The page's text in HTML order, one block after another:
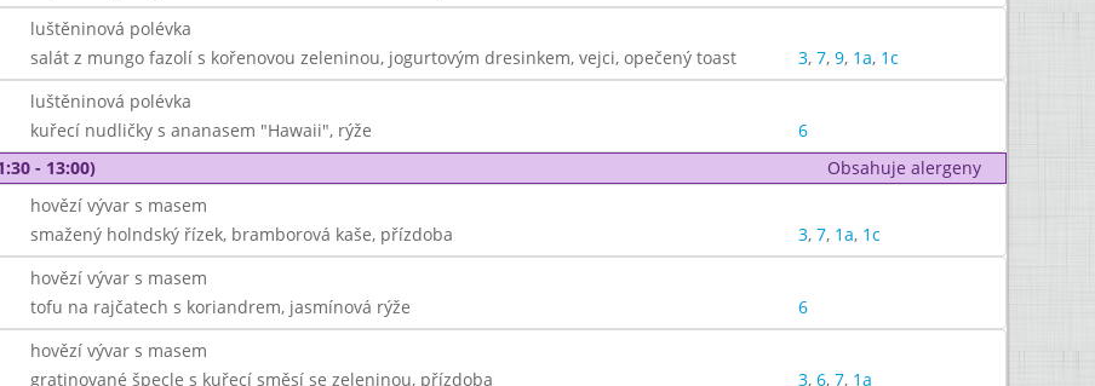
luštěninová polévka
salát z mungo fazolí s kořenovou zeleninou, jogurtovým dresinkem, vejci, opečený toast 3, 7, 9, 1a, 1c
luštěninová polévka
kuřecí nudličky s ananasem "Hawaii", rýže
6
- 13:00) Obsahuje alergeny
hovězí vývar s masem
smažený holndský řízek, bramborová kaše, přízdoba 3, 7, 1a, 1c
hovězí vývar s masem
tofu na rajčatech s koriandrem, jasmínová rýže 6
hovězí vývar s masem
gratinované špecle s kuřecí směsí se zeleninou, přízdoba 3, 6, 7, 1a